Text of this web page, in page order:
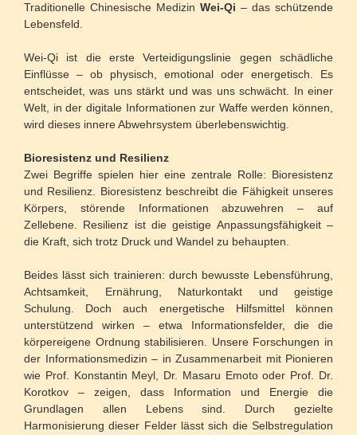
Traditionelle Chinesische Medizin Wei-Qi – das schützende
Lebensfeld.
Wei-Qi ist die erste Verteidigungslinie gegen schädliche
Einflüsse – ob physisch, emotional oder energetisch. Es
entscheidet, was uns stärkt und was uns schwächt. In einer
Welt, in der digitale Informationen zur Waffe werden können,
wird dieses innere Abwehrsystem überlebenswichtig.
Bioresistenz und Resilienz
Zwei Begriffe spielen hier eine zentrale Rolle: Bioresistenz
und Resilienz. Bioresistenz beschreibt die Fähigkeit unseres
Körpers, störende Informationen abzuwehren – auf
Zellebene. Resilienz ist die geistige Anpassungsfähigkeit –
die Kraft, sich trotz Druck und Wandel zu behaupten.
Beides lässt sich trainieren: durch bewusste Lebensführung,
Achtsamkeit, Ernährung, Naturkontakt und geistige
Schulung. Doch auch energetische Hilfsmittel können
unterstützend wirken – etwa Informationsfelder, die die
körpereigene Ordnung stabilisieren. Unsere Forschungen in
der Informationsmedizin – in Zusammenarbeit mit Pionieren
wie Prof. Konstantin Meyl, Dr. Masaru Emoto oder Prof. Dr.
Korotkov – zeigen, dass Information und Energie die
Grundlagen allen Lebens sind. Durch gezielte
Harmonisierung dieser Felder lässt sich die Selbstregulation